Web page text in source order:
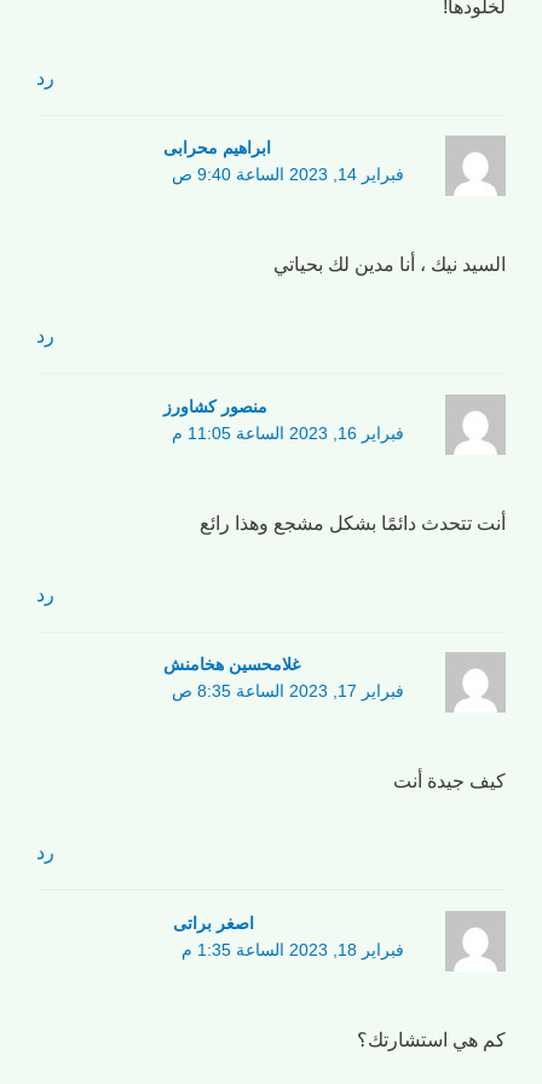
لخلودها!
رد
ابراهیم محرابی
فبراير 14, 2023 الساعة 9:40 ص
السيد نيك ، أنا مدين لك بحياتي
رد
منصور کشاورز
فبراير 16, 2023 الساعة 11:05 م
أنت تتحدث دائمًا بشكل مشجع وهذا رائع
رد
غلامحسین هخامنش
فبراير 17, 2023 الساعة 8:35 ص
كيف جيدة أنت
رد
اصغر براتی
فبراير 18, 2023 الساعة 1:35 م
كم هي استشارتك؟